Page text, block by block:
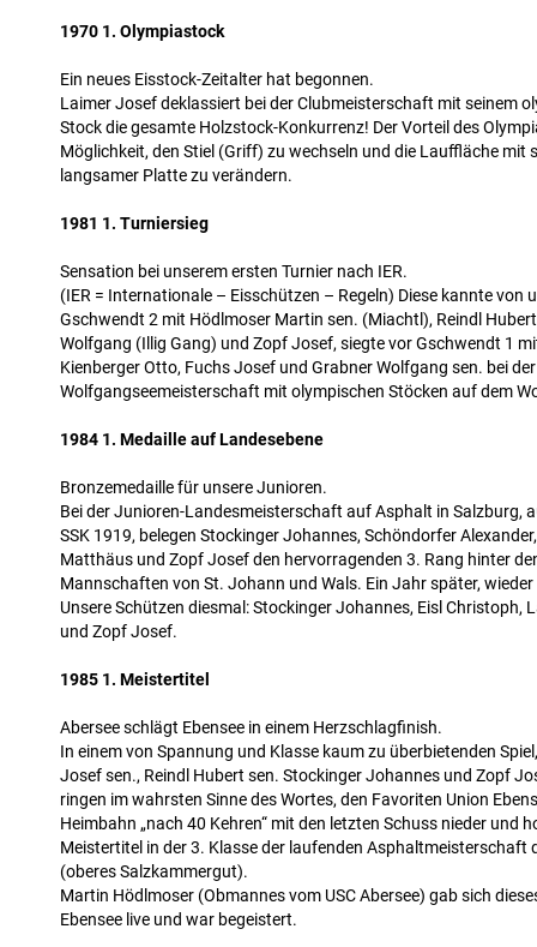
1970 1. Olympiastock
Ein neues Eisstock-Zeitalter hat begonnen.
Laimer Josef deklassiert bei der Clubmeisterschaft mit seinem
Stock die gesamte Holzstock-Konkurrenz! Der Vorteil des
Möglichkeit, den Stiel (Griff) zu wechseln und die Lauffläche mit
langsamer Platte zu verändern.
1981 1. Turniersieg
Sensation bei unserem ersten Turnier nach IER.
(IER = Internationale – Eisschützen – Regeln) Diese kannte von
Gschwendt 2 mit Hödlmoser Martin sen. (Miachtl), Reindl
Wolfgang (Illig Gang) und Zopf Josef, siegte vor Gschwendt 1
Kienberger Otto, Fuchs Josef und Grabner Wolfgang sen. bei
Wolfgangseemeisterschaft mit olympischen Stöcken auf dem
1984 1. Medaille auf Landesebene
Bronzemedaille für unsere Junioren.
Bei der Junioren-Landesmeisterschaft auf Asphalt in Salzburg,
SSK 1919, belegen Stockinger Johannes, Schöndorfer
Matthäus und Zopf Josef den hervorragenden 3. Rang hinter
Mannschaften von St. Johann und Wals. Ein Jahr später,
Unsere Schützen diesmal: Stockinger Johannes, Eisl Christoph,
und Zopf Josef.
1985 1. Meistertitel
Abersee schlägt Ebensee in einem Herzschlagfinish.
In einem von Spannung und Klasse kaum zu überbietenden
Josef sen., Reindl Hubert sen. Stockinger Johannes und Zopf
ringen im wahrsten Sinne des Wortes, den Favoriten Union
Heimbahn „nach 40 Kehren“ mit den letzten Schuss nieder und
Meistertitel in der 3. Klasse der laufenden Asphaltmeisterschaft
(oberes Salzkammergut).
Martin Hödlmoser (Obmannes vom USC Abersee) gab sich
Ebensee live und war begeistert.